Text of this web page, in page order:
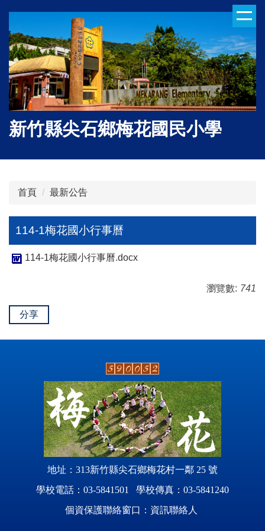
主
要
內
容
區
新竹縣尖石鄉梅花國民小學
首頁 最新公告
114-1梅花國小行事曆
114-1梅花國小行事曆.docx
瀏覽數: 741
分享
地址：313新竹縣尖石鄉梅花村一鄰 25 號
學校電話：03-5841501 學校傳真：03-5841240
個資保護聯絡窗口：資訊聯絡人